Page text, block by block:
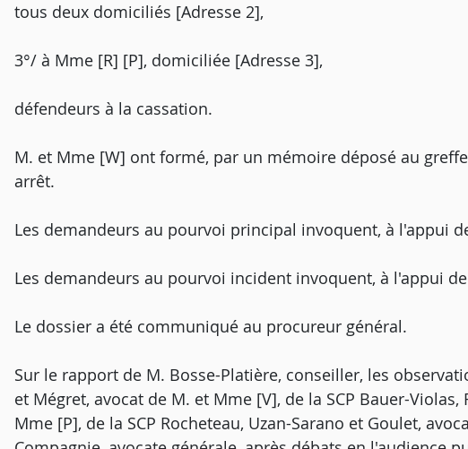
tous deux domiciliés [Adresse 2],
3°/ à Mme [R] [P], domiciliée [Adresse 3],
défendeurs à la cassation.
M. et Mme [W] ont formé, par un mémoire déposé au
arrêt.
Les demandeurs au pourvoi principal invoquent, à l'appui
Les demandeurs au pourvoi incident invoquent, à l'appui
Le dossier a été communiqué au procureur général.
Sur le rapport de M. Bosse-Platière, conseiller, les
et Mégret, avocat de M. et Mme [V], de la SCP Bauer-
Mme [P], de la SCP Rocheteau, Uzan-Sarano et Goulet,